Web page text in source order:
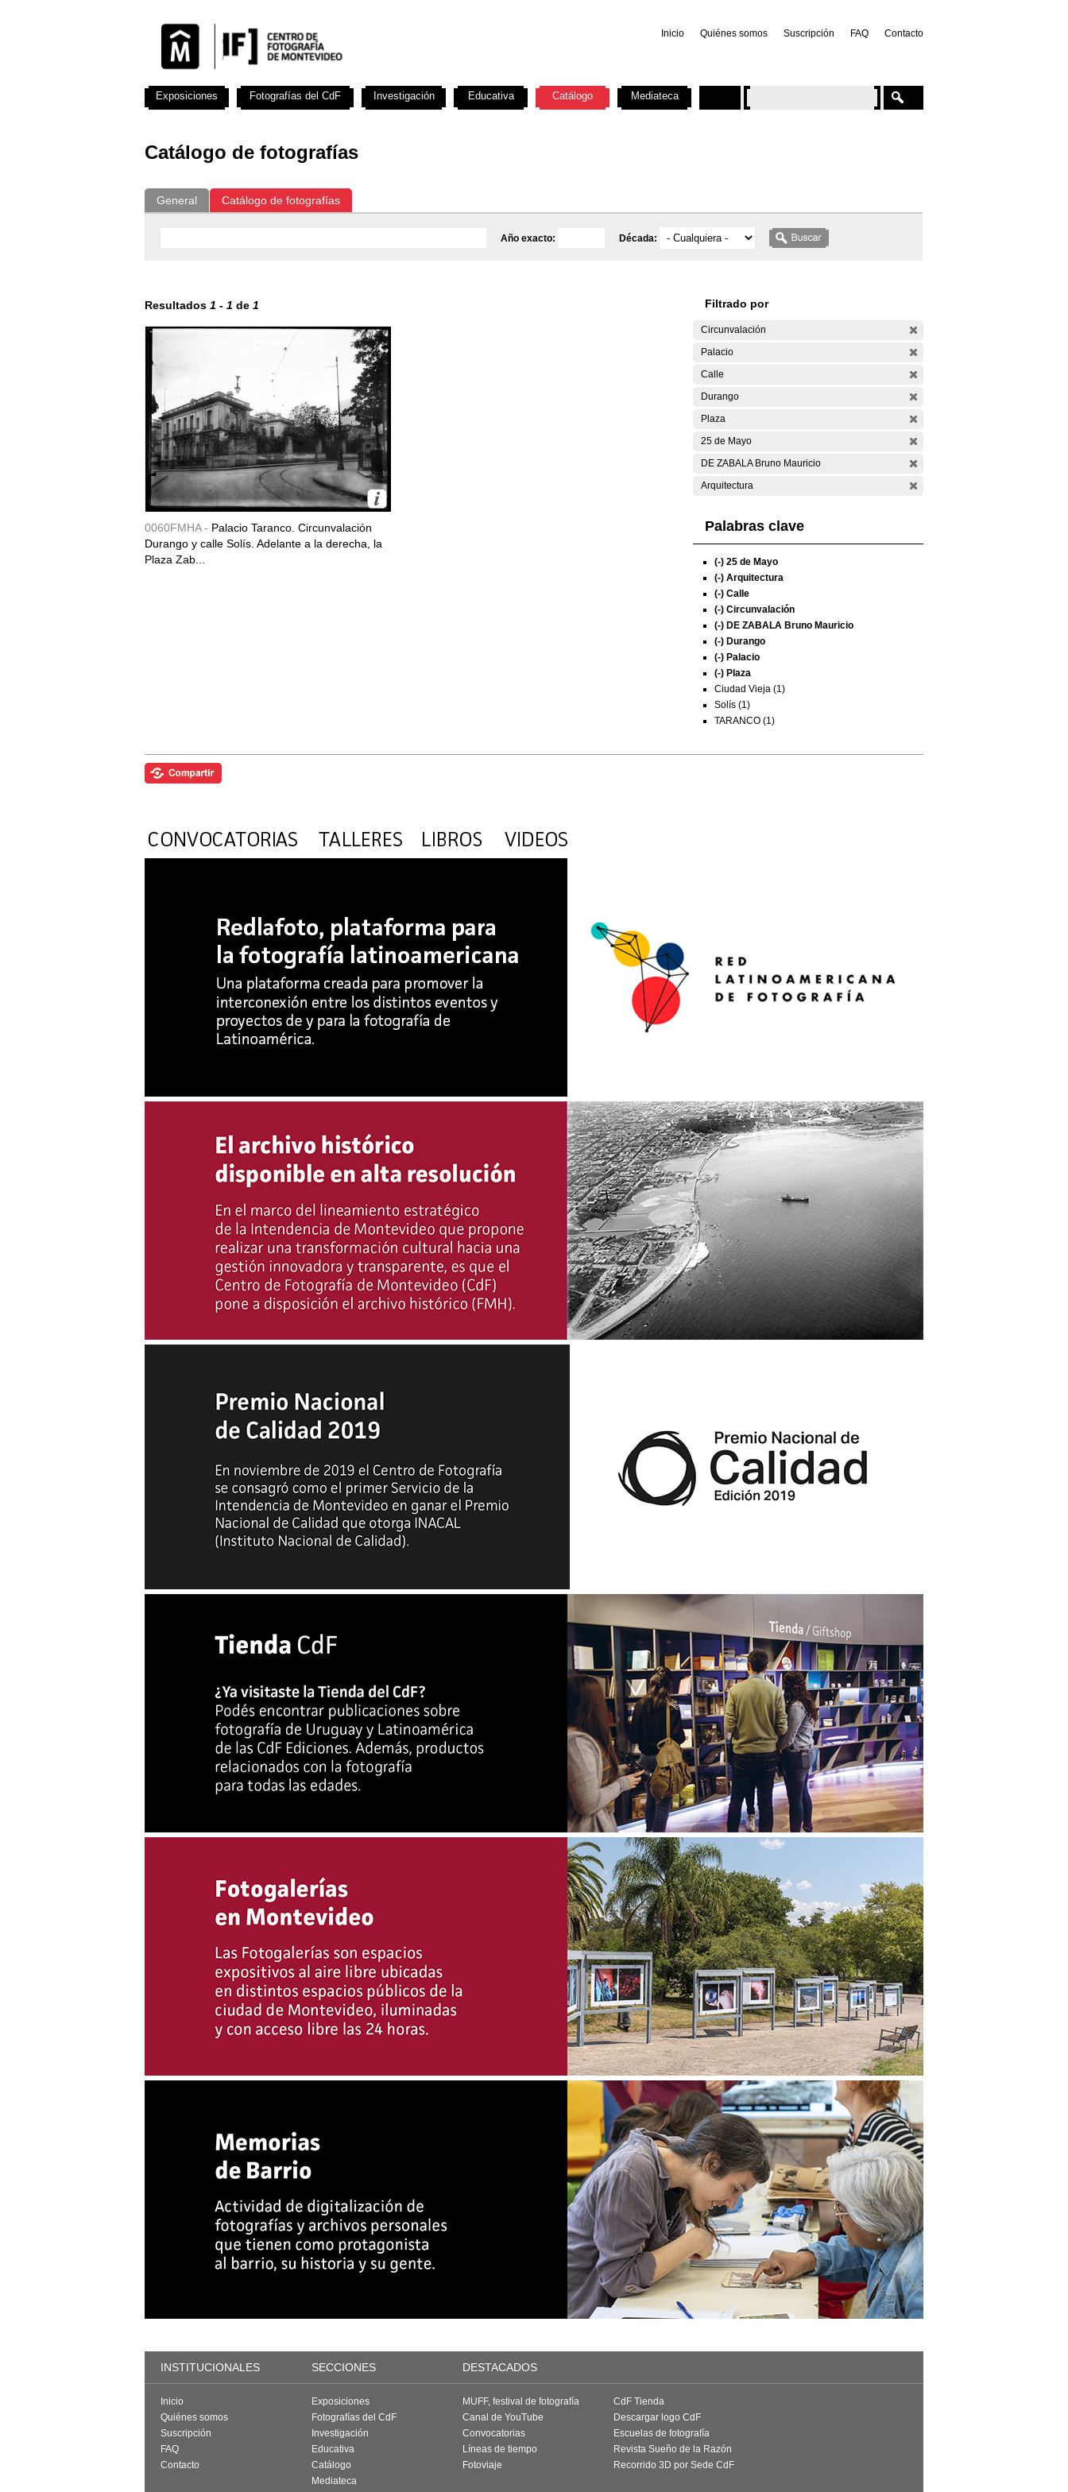
Inicio Quiénes somos Suscripción FAQ Contacto
Catálogo de fotografías
General Catálogo de fotografías
Año exacto: Década:
Resultados 1 - 1 de 1
0060FMHA - Palacio Taranco. Circunvalación
Durango y calle Solís. Adelante a la derecha, la
Plaza Zab...
Filtrado por
Circunvalación
Palacio
Calle
Durango
Plaza
25 de Mayo
DE ZABALA Bruno Mauricio
Arquitectura
Palabras clave
(-) 25 de Mayo
(-) Arquitectura
(-) Calle
(-) Circunvalación
(-) DE ZABALA Bruno Mauricio
(-) Durango
(-) Palacio
(-) Plaza
Ciudad Vieja (1)
Solís (1)
TARANCO (1)
Exposiciones Fotografías del CdF Investigación Educativa Catálogo Mediateca
INSTITUCIONALES SECCIONES DESTACADOS
Inicio
Quiénes somos
Suscripción
FAQ
Contacto
Exposiciones
Fotografías del CdF
Investigación
Educativa
Catálogo
Mediateca
MUFF, festival de fotografía
Canal de YouTube
Convocatorias
Líneas de tiempo
Fotoviaje
CdF Tienda
Descargar logo CdF
Escuelas de fotografía
Revista Sueño de la Razón
Recorrido 3D por Sede CdF